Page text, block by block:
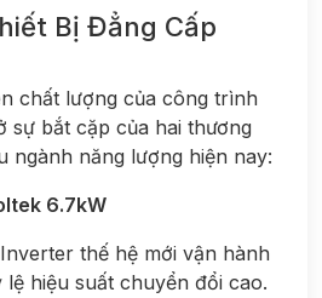
Bị Đẳng Cấp
chất lượng của công trình
sự bắt cặp của hai thương
ngành năng lượng hiện nay:
6.7kW
thế hệ mới vận hành
hiệu suất chuyển đổi cao.